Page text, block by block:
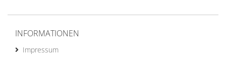
INFORMATIONEN
Impressum